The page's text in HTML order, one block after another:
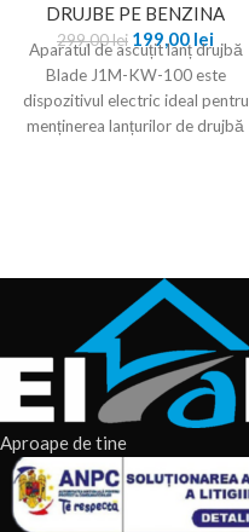
DRUJBE PE BENZINA
299,00lei 199,00 lei
Aparatul de ascuțit lanț drujbă
Blade J1M-KW-100 este
dispozitivul electric ideal pentru
menținerea lanțurilor de drujbă
Aproape de tine